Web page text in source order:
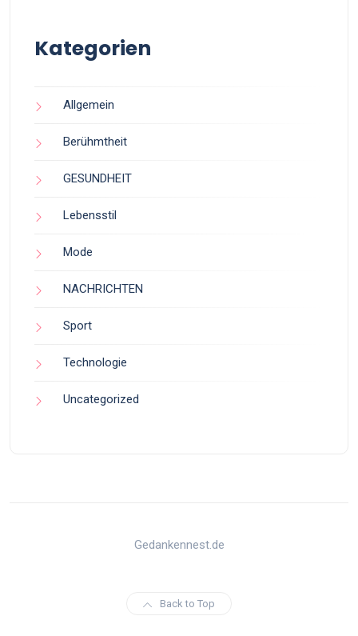
Kategorien
Allgemein
Berühmtheit
GESUNDHEIT
Lebensstil
Mode
NACHRICHTEN
Sport
Technologie
Uncategorized
Gedankennest.de
Back to Top